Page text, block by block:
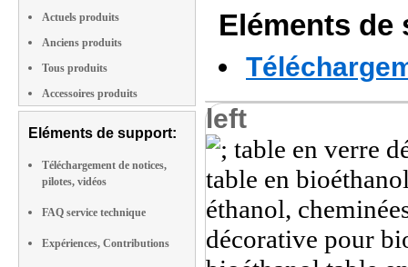
Actuels produits
Anciens produits
Tous produits
Accessoires produits
Eléments de support:
Téléchargement de notices,
pilotes, vidéos
FAQ service technique
Expériences, Contributions
Eléments
left